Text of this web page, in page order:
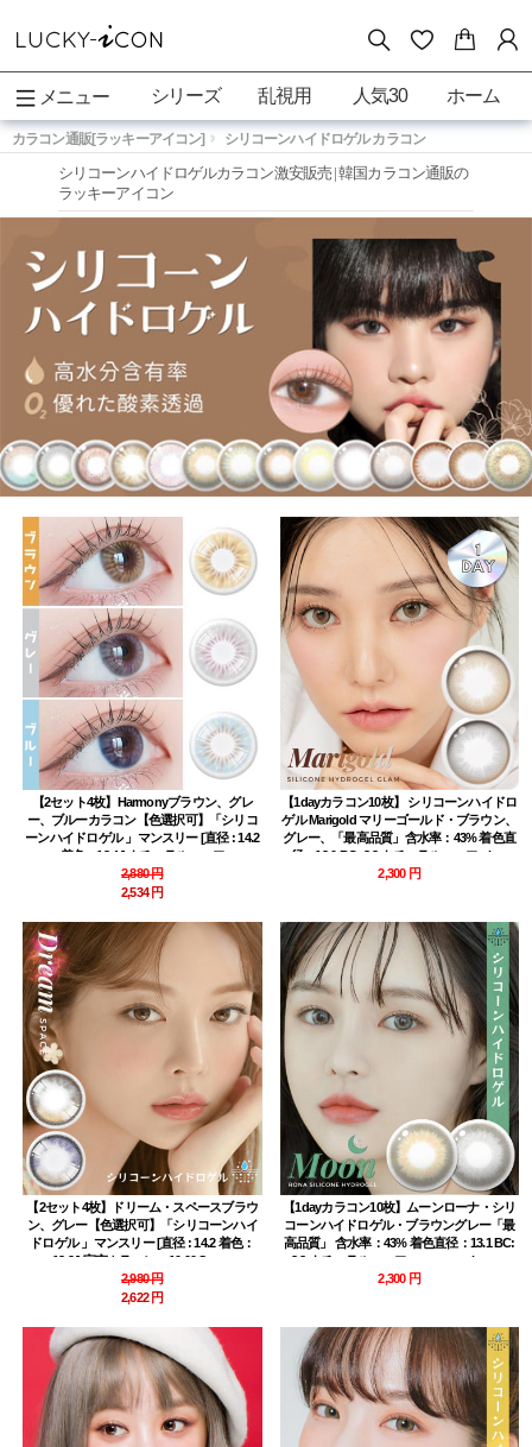
メニュー シリーズ 乱視用 人気30 ホーム
カラコン通販[ラッキーアイコン] シリコーンハイドロゲル カラコン
シリコーンハイドロゲルカラコン激安販売 | 韓国カラコン通販の
ラッキーアイコン
【2セット4枚】Harmonyブラウン、グレ
ー、ブルーカラコン【色選択可】「シリコ
ーンハイドロゲル 」マンスリー [直径 : 14.2
着色：13.4 ] ナチュラルハーフ
2,880 円
2,534 円
【1dayカラコン10枚】 シリコーンハイドロ
ゲル Marigold マリーゴールド・ブラウン、
グレー、「最高品質」含水率：43% 着色直
径：13.0 BC: 8.8 ナチュラルハーフ glam
brown pink lens
2,300 円
【2セット4枚】ドリーム・スペースブラウ
ン、グレー【色選択可】「シリコーンハイ
ドロゲル 」マンスリー [直径 : 14.2 着色：
13.2 ] 宇宙カラコン ~-10.00 Space
2,980 円
2,622 円
【1dayカラコン10枚】ムーンローナ・シリ
コーンハイドロゲル・ブラウングレー「最
高品質」 含水率：43% 着色直径：13.1 BC:
8.8 ナチュラルハーフ moon rona brown
gray contact lens
2,300 円